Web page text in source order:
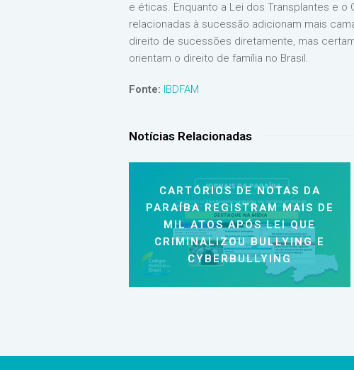
e éticas. Enquanto a Lei dos Transplantes e
relacionadas à sucessão adicionam mais
direito de sucessões diretamente, mas
orientam o direito de família no Brasil.
Fonte: IBDFAM
Notícias Relacionadas
CARTÓRIOS DE NOTAS DA
PARAÍBA REGISTRAM MAIS DE
MIL ATOS APÓS LEI QUE
CRIMINALIZOU BULLYING E
CYBERBULLYING